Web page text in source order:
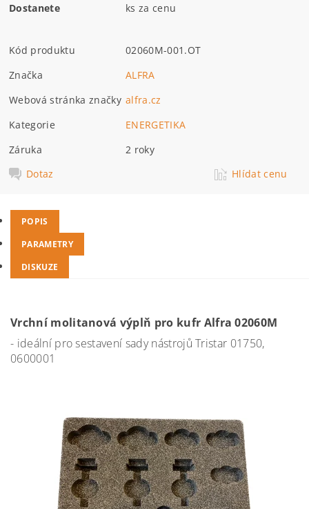
Dostanete ks za cenu
Kód produktu
02060M-001.OT
Značka
ALFRA
Webová stránka značky alfra.cz
Kategorie
ENERGETIKA
Záruka
2 roky
Dotaz
Hlídat cenu
POPIS
PARAMETRY
DISKUZE
Vrchní molitanová výplň pro kufr Alfra 02060M
- ideální pro sestavení sady nástrojů Tristar 01750,
0600001